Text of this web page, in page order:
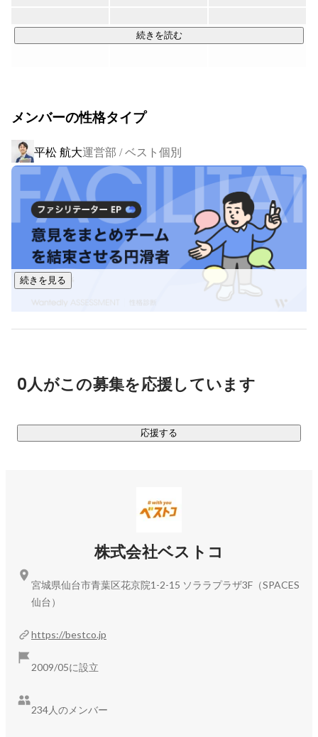
学ぶ楽しさを知っている子どもたちに向けた、難関校突破を
ベスト個別での教育サービスを、オンラインで提供する事業
です。学習アプリを活用し、学習進行管理や定着度の把握を
図ります。
そのほか学習アプリの企画/開発や、教育環境・受験情報の調
査/研究も手掛けています。
オリジナルアプリを自社運営の学習塾に取り入れるなど、
「できる」を楽しむ方法を研究する会社です。多方面にアン
テナを張り、各サービスに反映・アップデートしています。
■今後の展望■
地方都市での教室数を徐々に増やしていく方針です。数年間
えていきます。
続きを読む
メンバーの性格タイプ
平松 航大運営部 / ベスト個別
続きを見る
0人がこの募集を応援しています
応援する
株式会社ベストコ
https://bestco.jp
2009/05に設立
234人のメンバー
宮城県仙台市青葉区花京院1-2-15 ソララプラザ3F（SPACES
仙台）